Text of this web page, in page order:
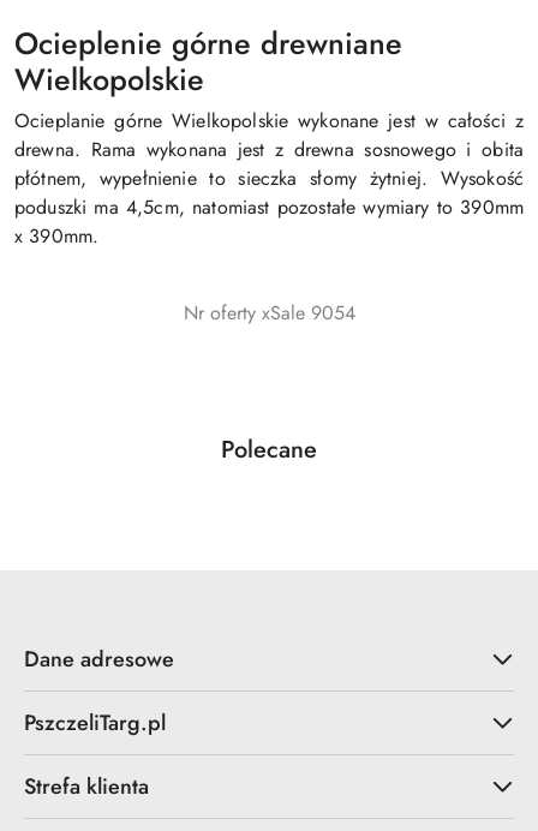
Ocieplenie górne drewniane
Wielkopolskie
Ocieplanie górne Wielkopolskie wykonane jest w całości z
drewna. Rama wykonana jest z drewna sosnowego i obita
płótnem, wypełnienie to sieczka słomy żytniej. Wysokość
poduszki ma 4,5cm, natomiast pozostałe wymiary to 390mm
x 390mm.
Nr oferty xSale 9054
Pomiń karuzelę produktów
Produkty
Polecane
Dane adresowe
PszczeliTarg.pl
Strefa klienta